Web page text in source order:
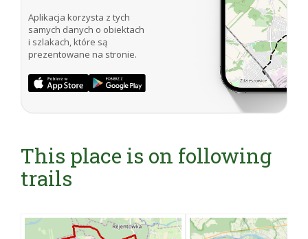
Aplikacja korzysta z tych
samych danych o obiektach
i szlakach, które są
prezentowane na stronie.
This place is on following
trails